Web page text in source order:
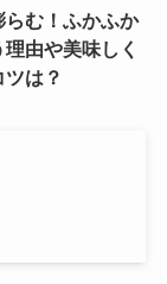
らむ！ふかふか
理由や美味しく
は？